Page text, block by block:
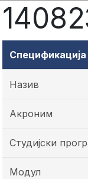
Назив
Акроним
Студијски
Модул